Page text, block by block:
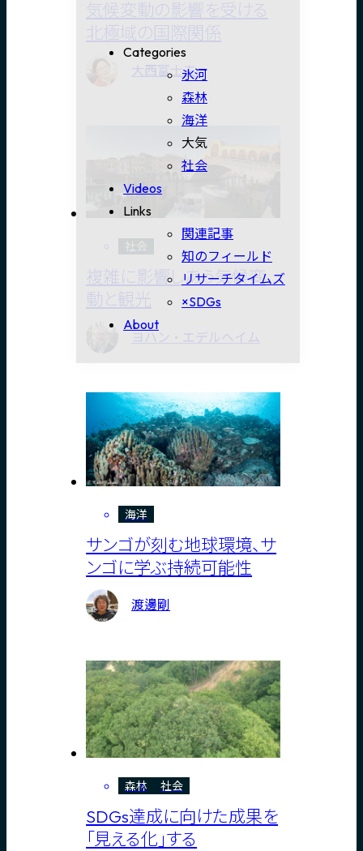
Categories
氷河
森林
海洋
大気
社会
Videos
Links
関連記事
知のフィールド
リサーチタイムズ
×SDGs
About
気候変動の影響を受ける
北極域の国際関係
大西富士夫
社会
複雑に影響しあう気候変
動と観光
ヨハン・エデルヘイム
海洋
サンゴが刻む地球環境、サ
ンゴに学ぶ持続可能性
渡邊剛
森林 社会
SDGs達成に向けた成果を
「見える化」する